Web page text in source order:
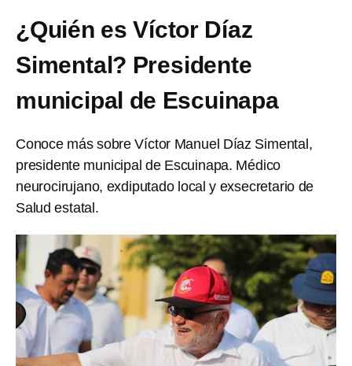
¿Quién es Víctor Díaz
Simental? Presidente
municipal de Escuinapa
Conoce más sobre Víctor Manuel Díaz Simental,
presidente municipal de Escuinapa. Médico
neurocirujano, exdiputado local y exsecretario de
Salud estatal.